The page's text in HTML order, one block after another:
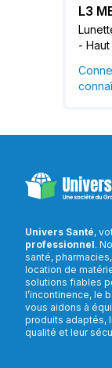
L3
-
Univers Santé,
professionnel.
santé,
location de
solutions fiables
l’incontinence, le
vous aidons à
produits adaptés,
qualité et leur